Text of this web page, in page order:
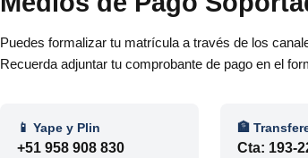
Puedes formalizar tu matrícula a través de los
Recuerda adjuntar tu comprobante de pago en el
📱 Yape y Plin
+51 958 908 830
🏦
Cta: 193-